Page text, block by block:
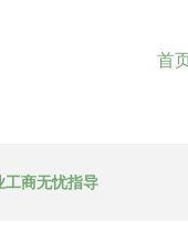
首
商无忧指导